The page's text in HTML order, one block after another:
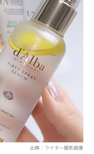
出典：ライター撮影画像